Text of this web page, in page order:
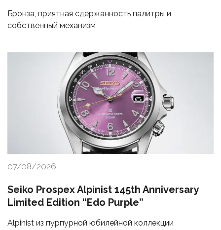
Бронза, приятная сдержанность палитры и
собственный механизм
07/08/2026
Seiko Prospex Alpinist 145th Anniversary
Limited Edition “Edo Purple”
Alpinist из пурпурной юбилейной коллекции